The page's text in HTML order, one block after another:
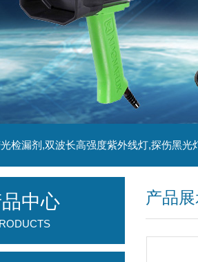
检漏剂,双波长高强度紫外线灯,探伤黑光
产品
中心